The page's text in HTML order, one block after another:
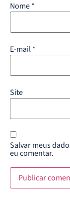
Nome*
E-mail*
Site
Salvar meus
eu comentar.